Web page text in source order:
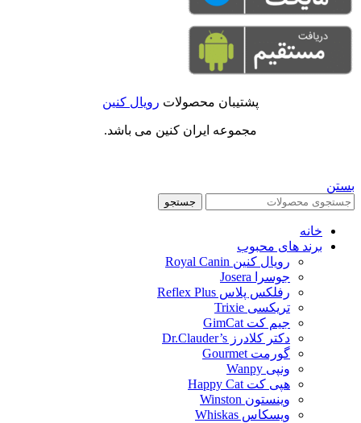
پشتیبان محصولات رویال کنین
مجموعه ایران کنین می باشد.
بستن
جستجو
خانه
برند های محبوب
رویال کنین Royal Canin
جوسرا Josera
رفلکس پلاس Reflex Plus
تریکسی Trixie
جیم کت GimCat
دکتر کلادرز Dr.Clauder’s
گورمت Gourmet
ونپی Wanpy
هپی کت Happy Cat
وینستون Winston
ویسکاس Whiskas